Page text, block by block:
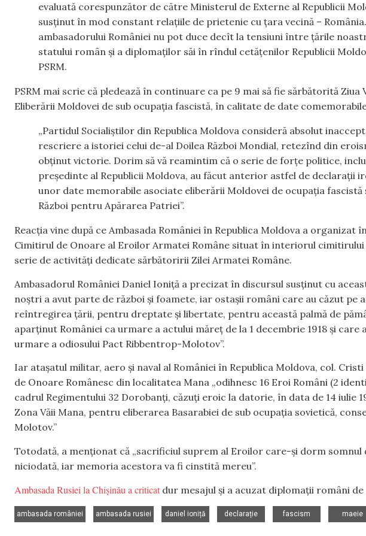
evaluată corespunzător de către Ministerul de Externe al Republicii
susținut în mod constant relațiile de prietenie cu țara vecină –
ambasadorului României nu pot duce decît la tensiuni între țările
statului român și a diplomaților săi în rîndul cetățenilor Republicii
PSRM.
PSRM mai scrie că pledează în continuare ca pe 9 mai să fie sărbătorită Ziua
Eliberării Moldovei de sub ocupația fascistă, în calitate de date
„Partidul Socialiștilor din Republica Moldova consideră absolut
rescriere a istoriei celui de-al Doilea Război Mondial, retezînd din
obținut victorie. Dorim să vă reamintim că o serie de forțe politice,
președinte al Republicii Moldova, au făcut anterior astfel de declarații
unor date memorabile asociate eliberării Moldovei de ocupația
Război pentru Apărarea Patriei”.
Reacția vine după ce Ambasada României în Republica Moldova a organizat
Cimitirul de Onoare al Eroilor Armatei Române situat în interiorul
serie de activități dedicate sărbătoririi Zilei Armatei Române.
Ambasadorul României Daniel Ioniță a precizat în discursul susținut cu
noștri a avut parte de război și foamete, iar ostașii români care au căzut pe
reîntregirea țării, pentru dreptate și libertate, pentru această palmă de
aparținut României ca urmare a actului măreț de la 1 decembrie 1918 și
urmare a odiosului Pact Ribbentrop-Molotov”.
Iar atașatul militar, aero și naval al României în Republica Moldova, col.
de Onoare Românesc din localitatea Mana „odihnesc 16 Eroi Români (2
cadrul Regimentului 32 Dorobanți, căzuți eroic la datorie, în data de 14 iulie
Zona Văii Mana, pentru eliberarea Basarabiei de sub ocupația sovietică,
Molotov.”
Totodată, a menționat că „sacrificiul suprem al Eroilor care-și dorm somnul
niciodată, iar memoria acestora va fi cinstită mereu”.
Ambasada Rusiei la Chișinău a criticat dur mesajul și a acuzat diplomații români de
ambasada româniei
ambasada rusiei
daniel ioniță
declarație
fascism
maeie